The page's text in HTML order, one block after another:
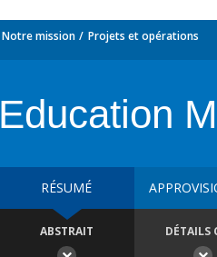
Notre mission Projets et opérations
Education
RÉSUMÉ
ABSTRAIT DÉTAILS